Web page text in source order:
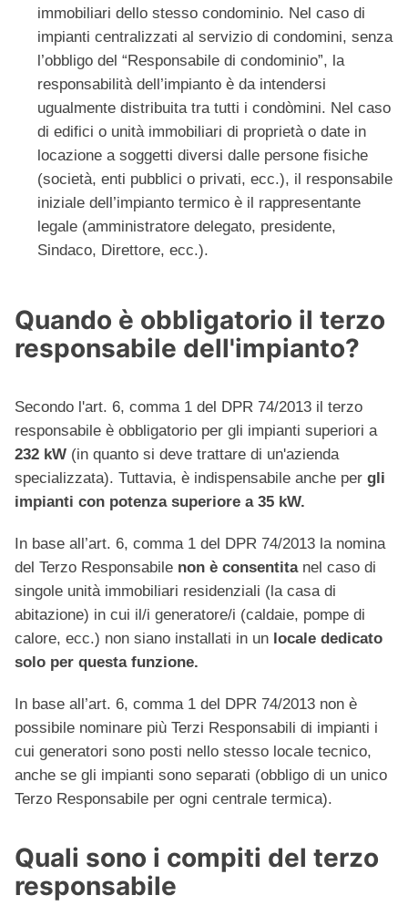
immobiliari dello stesso condominio. Nel caso di
impianti centralizzati al servizio di condomini, senza
l’obbligo del “Responsabile di condominio”, la
responsabilità dell’impianto è da intendersi
ugualmente distribuita tra tutti i condòmini. Nel caso
di edifici o unità immobiliari di proprietà o date in
locazione a soggetti diversi dalle persone fisiche
(società, enti pubblici o privati, ecc.), il responsabile
iniziale dell’impianto termico è il rappresentante
legale (amministratore delegato, presidente,
Sindaco, Direttore, ecc.).
Quando è obbligatorio il terzo
responsabile dell'impianto?
Secondo l'art. 6, comma 1 del DPR 74/2013 il terzo
responsabile è obbligatorio per gli impianti superiori a
232 kW (in quanto si deve trattare di un'azienda
specializzata). Tuttavia, è indispensabile anche per gli
impianti con potenza superiore a 35 kW.
In base all’art. 6, comma 1 del DPR 74/2013 la nomina
del Terzo Responsabile non è consentitanel caso di
singole unità immobiliari residenziali (la casa di
abitazione) in cui il/i generatore/i (caldaie, pompe di
calore, ecc.) non siano installati in un locale dedicato
solo per questa funzione.
In base all’art. 6, comma 1 del DPR 74/2013 non è
possibile nominare più Terzi Responsabili di impianti i
cui generatori sono posti nello stesso locale tecnico,
anche se gli impianti sono separati (obbligo di un unico
Terzo Responsabile per ogni centrale termica).
Quali sono i compiti del terzo
responsabile